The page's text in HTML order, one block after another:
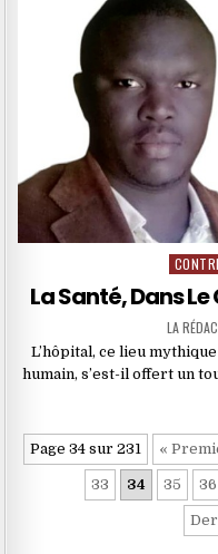
Posted
La Santé, Dans
LA
L’hôpital, ce lieu
humain, s’est-il offert un
Page 34 sur 231 «
33 34 35 36